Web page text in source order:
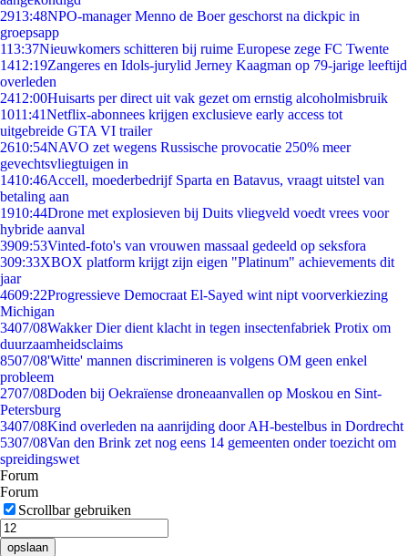
2913:48NPO-manager Menno de Boer geschorst na dickpic in
groepsapp
113:37Nieuwkomers schitteren bij ruime Europese zege FC Twente
1412:19Zangeres en Idols-jurylid Jerney Kaagman op 79-jarige leeftijd
overleden
2412:00Huisarts per direct uit vak gezet om ernstig alcoholmisbruik
1011:41Netflix-abonnees krijgen exclusieve early access tot
uitgebreide GTA VI trailer
2610:54NAVO zet wegens Russische provocatie 250% meer
gevechtsvliegtuigen in
1410:46Accell, moederbedrijf Sparta en Batavus, vraagt uitstel van
betaling aan
1910:44Drone met explosieven bij Duits vliegveld voedt vrees voor
hybride aanval
3909:53Vinted-foto's van vrouwen massaal gedeeld op seksfora
309:33XBOX platform krijgt zijn eigen "Platinum" achievements dit
jaar
4609:22Progressieve Democraat El-Sayed wint nipt voorverkiezing
Michigan
3407/08Wakker Dier dient klacht in tegen insectenfabriek Protix om
duurzaamheidsclaims
8507/08'Witte' mannen discrimineren is volgens OM geen enkel
probleem
2707/08Doden bij Oekraïense droneaanvallen op Moskou en Sint-
Petersburg
3407/08Kind overleden na aanrijding door AH-bestelbus in Dordrecht
5307/08Van den Brink zet nog eens 14 gemeenten onder toezicht om
spreidingswet
Forum
Forum
Scrollbar gebruiken
opslaan